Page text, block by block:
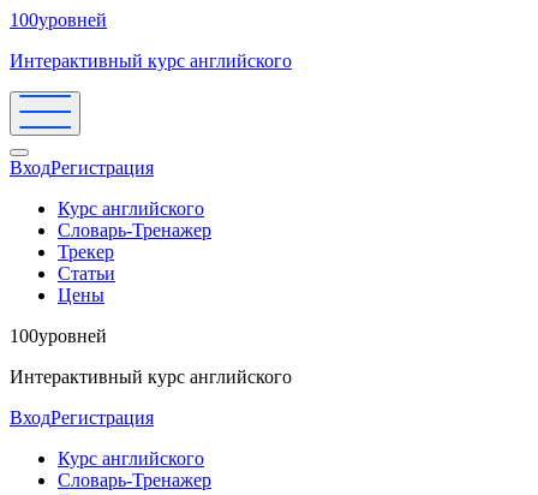
100уровней
Интерактивный курс английского
ВходРегистрация
Курс английского
Словарь-Тренажер
Трекер
Статьи
Цены
100уровней
Интерактивный курс английского
ВходРегистрация
Курс английского
Словарь-Тренажер